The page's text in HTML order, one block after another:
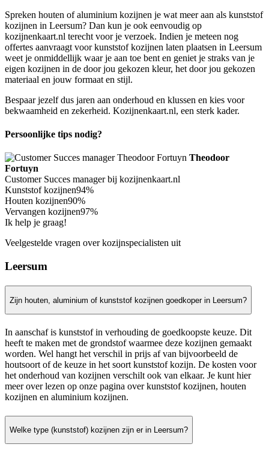
Spreken houten of aluminium kozijnen je wat meer aan als kunststof
kozijnen in Leersum? Dan kun je ook eenvoudig op
kozijnenkaart.nl terecht voor je verzoek. Indien je meteen nog
offertes aanvraagt voor kunststof kozijnen laten plaatsen in Leersum
weet je onmiddellijk waar je aan toe bent en geniet je straks van je
eigen kozijnen in de door jou gekozen kleur, het door jou gekozen
materiaal en jouw formaat en stijl.
Bespaar jezelf dus jaren aan onderhoud en klussen en kies voor
bekwaamheid en zekerheid. Kozijnenkaart.nl, een sterk kader.
Persoonlijke tips nodig?
Theodoor
Fortuyn
Customer Succes manager bij kozijnenkaart.nl
Kunststof kozijnen94%
Houten kozijnen90%
Vervangen kozijnen97%
Ik help je graag!
Veelgestelde vragen over kozijnspecialisten uit
Leersum
Zijn houten, aluminium of kunststof kozijnen goedkoper in Leersum?
In aanschaf is kunststof in verhouding de goedkoopste keuze. Dit
heeft te maken met de grondstof waarmee deze kozijnen gemaakt
worden. Wel hangt het verschil in prijs af van bijvoorbeeld de
houtsoort of de keuze in het soort kunststof kozijn. De kosten voor
het onderhoud van kozijnen verschilt ook van elkaar. Je kunt hier
meer over lezen op onze pagina over kunststof kozijnen, houten
kozijnen en aluminium kozijnen.
Welke type (kunststof) kozijnen zijn er in Leersum?